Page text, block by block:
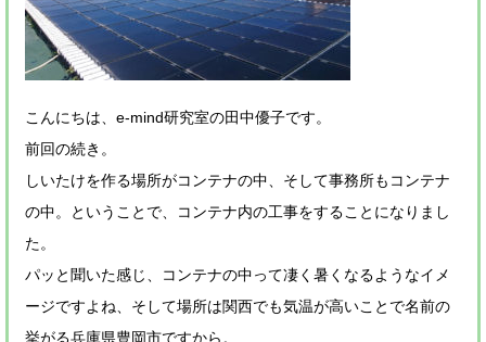
こんにちは、e-mind研究室の田中優子です。
前回の続き。
しいたけを作る場所がコンテナの中、そして事務所もコンテナ
の中。ということで、コンテナ内の工事をすることになりまし
た。
パッと聞いた感じ、コンテナの中って凄く暑くなるようなイメ
ージですよね、そして場所は関西でも気温が高いことで名前の
挙がる兵庫県豊岡市ですから。